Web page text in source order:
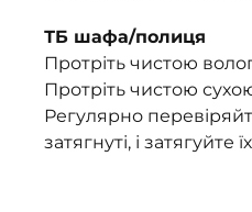
ТБ шафа/полиця
Протріть чистою
Протріть чистою
Регулярно
затягнуті, і затягуйте